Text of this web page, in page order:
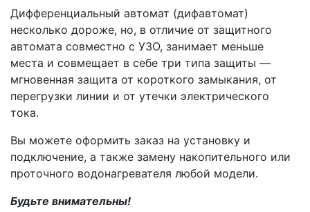
Дифференциальный автомат (дифавтомат)
несколько дороже, но, в отличие от защитного
автомата совместно с УЗО, занимает меньше
места и совмещает в себе три типа защиты —
мгновенная защита от короткого замыкания, от
перегрузки линии и от утечки электрического
тока.
Вы можете оформить заказ на установку и
подключение, а также замену накопительного или
проточного водонагревателя любой модели.
Будьте внимательны!